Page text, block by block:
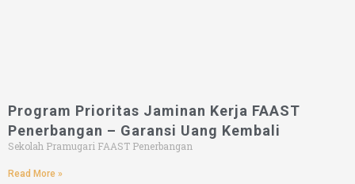
Program Prioritas Jaminan Kerja FAAST
Penerbangan – Garansi Uang Kembali
Sekolah Pramugari FAAST Penerbangan
Read More »